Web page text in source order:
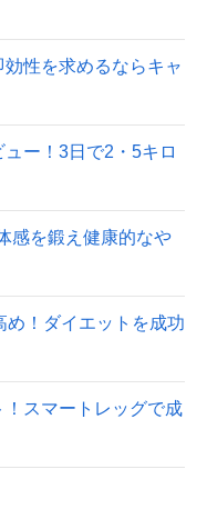
性を求めるならキャ
ー！3日で2・5キロ
感を鍛え健康的なや
め！ダイエットを成功
スマートレッグで成